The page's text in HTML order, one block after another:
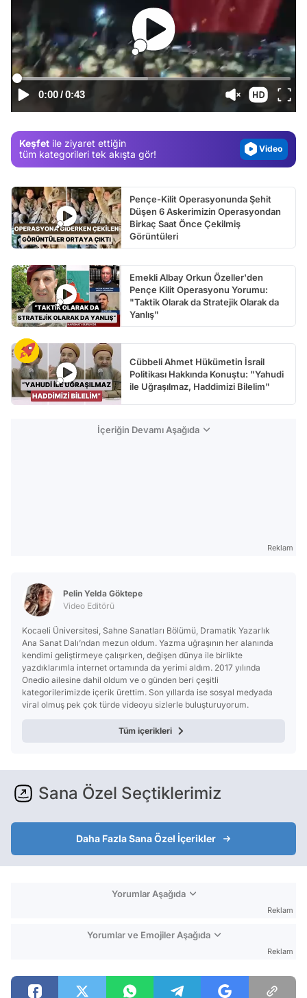
0:00/0:43
Keşfet ile ziyaret ettiğin
tüm kategorileri tek akışta gör!
Video
Test
Gündem
Video
Test
Pençe-Kilit Operasyonunda Şehit
Düşen 6 Askerimizin Operasyondan
Birkaç Saat Önce Çekilmiş
Görüntüleri
Emekli Albay Orkun Özeller'den
Pençe Kilit Operasyonu Yorumu:
"Taktik Olarak da Stratejik Olarak da
Yanlış"
Cübbeli Ahmet Hükümetin İsrail
Politikası Hakkında Konuştu: "Yahudi
ile Uğraşılmaz, Haddimizi Bilelim"
İçeriğin Devamı Aşağıda
Reklam
Pelin Yelda Göktepe
Video Editörü
Kocaeli Üniversitesi, Sahne Sanatları Bölümü, Dramatik Yazarlık
Ana Sanat Dalı’ndan mezun oldum. Yazma uğraşının her alanında
kendimi geliştirmeye çalışırken, değişen dünya ile birlikte
yazdıklarımla internet ortamında da yerimi aldım. 2017 yılında
Onedio ailesine dahil oldum ve o günden beri çeşitli
kategorilerimizde içerik ürettim. Son yıllarda ise sosyal medyada
viral olmuş pek çok türde videoyu sizlerle buluşturuyorum.
Tüm içerikleri
Sana Özel Seçtiklerimiz
Daha Fazla Sana Özel İçerikler
Yorumlar Aşağıda
Reklam
Yorumlar ve Emojiler Aşağıda
Reklam